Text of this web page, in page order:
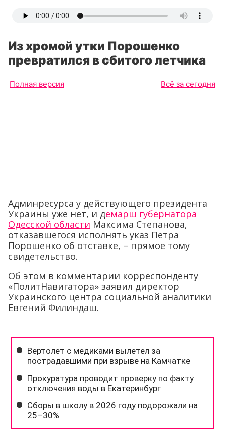
Из хромой утки Порошенко
превратился в сбитого летчика
Полная версия Всё за сегодня
Админресурса у действующего президента
Украины уже нет, и демарш губернатора
Одесской области Максима Степанова,
отказавшегося исполнять указ Петра
Порошенко об отставке, – прямое тому
свидетельство.
Об этом в комментарии корреспонденту
«ПолитНавигатора» заявил директор
Украинского центра социальной аналитики
Евгений Филиндаш.